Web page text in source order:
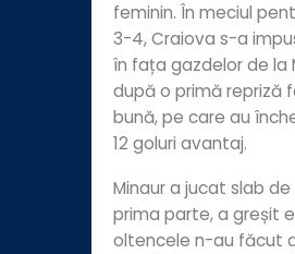
feminin. În meciul
3-4, Craiova s-a
în fața gazdelor de la
după o primă repriză
bună, pe care au
12 goluri avantaj.
Minaur a jucat slab
prima parte, a greșit
oltencele n-au făcut